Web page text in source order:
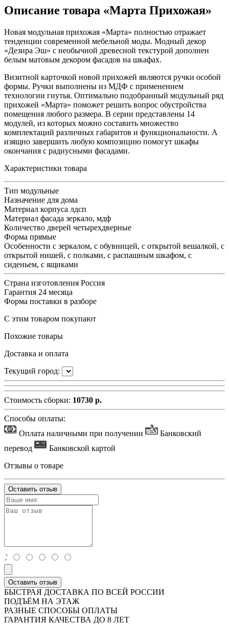
Описание товара «Марта Прихожая»
Новая модульная прихожая «Марта» полностью отражает
тенденции современной мебельной моды. Модный декор
«Дезира Эш» с необычной древесной текстурой дополнен
белым матовым декором фасадов на шкафах.
Визитной карточкой новой прихожей являются ручки особой
формы. Ручки выполнены из МДФ с применением
технологии гнутья. Оптимально подобранный модульный ряд
прихожей «Марта» поможет решить вопрос обустройства
помещения любого размера. В серии представлены 14
модулей, из которых можно составить множество
комплектаций различных габаритов и функциональности. А
изящно завершить любую композицию помогут шкафы
окончания с радиусными фасадами.
Характеристики товара
Тип модульные
Назначение для дома
Материал корпуса лдсп
Материал фасада зеркало, мдф
Количество дверей четырехдверные
Форма прямые
Особенности с зеркалом, с обувницей, с открытой вешалкой, с
открытой нишей, с полками, с распашным шкафом, с
сиденьем, с ящиками
Страна изготовления Россия
Гарантия 24 месяца
Форма поставки в разборе
С этим товаром покупают
Похожие товары
Доставка и оплата
Текущий город:
Стоимость сборки: 10730 р.
Способы оплаты:
Оплата наличными при получении
Банковский
перевод
Банковской картой
Отзывы о товаре
Оставить отзыв
:
Оставить отзыв
БЫСТРАЯ ДОСТАВКА ПО ВСЕЙ РОССИИ
ПОДЪЁМ НА ЭТАЖ
РАЗНЫЕ СПОСОБЫ ОПЛАТЫ
ГАРАНТИЯ КАЧЕСТВА ДО 8 ЛЕТ